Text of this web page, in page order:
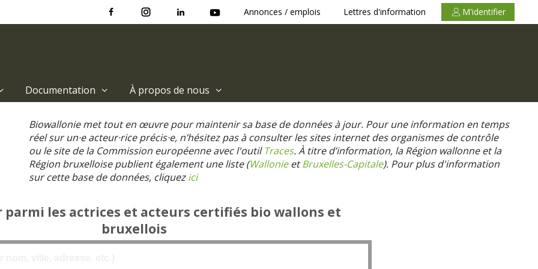
Annonces / emplois Lettres d'information M'identifier
Documentation À propos de nous
Biowallonie met tout en œuvre pour maintenir sa base de données à jour. Pour une information en temps
réel sur un·e acteur·rice précis·e, n’hésitez pas à consulter les sites internet des organismes de contrôle
ou le site de la Commission européenne avec l'outilTraces. À titre d’information, la Région wallonne et la
Région bruxelloise publient également une liste (WallonieetBruxelles-Capitale). Pour plus d'information
sur cette base de données, cliquezici
parmi les actrices et acteurs certifiés bio wallons et
bruxellois